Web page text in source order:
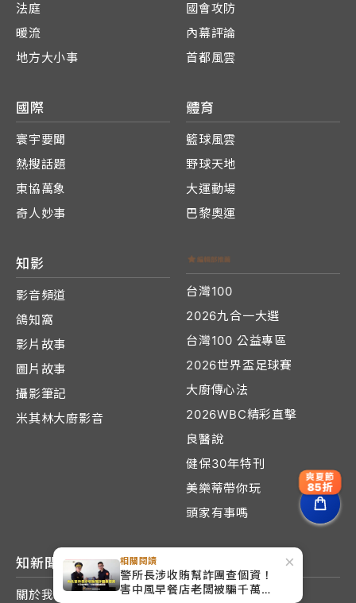
×
相關閱讀
警所長涉收賄幫詐團查個資！
害中風早餐店老闆被騙千萬
法庭
暖流
地方大小事
國會攻防
內幕評論
首都風雲
國際
寰宇要聞
熱搜話題
東協萬象
奇人妙事
體育
籃球風雲
野球天地
大運動場
巴黎奧運
知影
影音頻道
鴿知窩
影片故事
圖片故事
攝影筆記
米其林大廚影音
台灣100
2026九合一大選
台灣100 公益專區
2026世界盃足球賽
大廚傳心法
2026WBC精彩直擊
良醫說
健保30年特刊
美樂蒂帶你玩
頭家有事嗎
知新聞
關於我們
爽夏節
85折